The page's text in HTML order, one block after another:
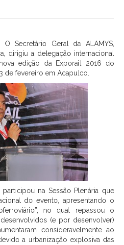
O Secretário Geral da ALAMYS,
dirigiu a delegação internacional
edição da Exporail 2016 do
de fevereiro em Acapulco.
na Sessão Plenária que
do evento, apresentando o
no qual repassou o
(e por desenvolver)
consideravelmente ao
a urbanização explosiva das